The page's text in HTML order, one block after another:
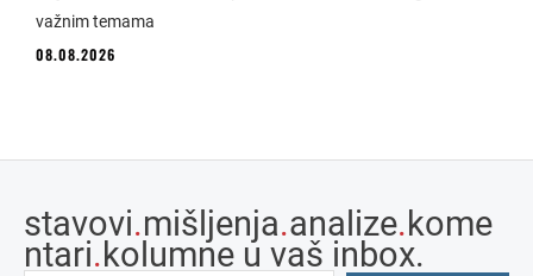
važnim temama
08.08.2026
stavovi.mišljenja.analize.kome
ntari.kolumne u vaš inbox.